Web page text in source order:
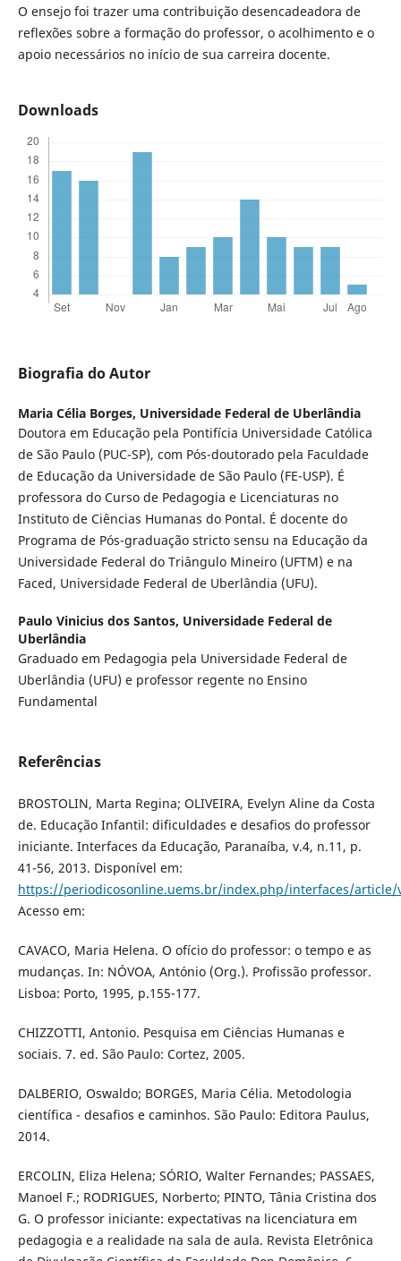
O ensejo foi trazer uma contribuição desencadeadora de
reflexões sobre a formação do professor, o acolhimento e o
apoio necessários no início de sua carreira docente.
Downloads
Biografia do Autor
Maria Célia Borges, Universidade Federal de Uberlândia
Doutora em Educação pela Pontifícia Universidade Católica
de São Paulo (PUC-SP), com Pós-doutorado pela Faculdade
de Educação da Universidade de São Paulo (FE-USP). É
professora do Curso de Pedagogia e Licenciaturas no
Instituto de Ciências Humanas do Pontal. É docente do
Programa de Pós-graduação stricto sensu na Educação da
Universidade Federal do Triângulo Mineiro (UFTM) e na
Faced, Universidade Federal de Uberlândia (UFU).
Paulo Vinicius dos Santos, Universidade Federal de
Uberlândia
Graduado em Pedagogia pela Universidade Federal de
Uberlândia (UFU) e professor regente no Ensino
Fundamental
Referências
BROSTOLIN, Marta Regina; OLIVEIRA, Evelyn Aline da Costa
de. Educação Infantil: dificuldades e desafios do professor
iniciante. Interfaces da Educação, Paranaíba, v.4, n.11, p.
41-56, 2013. Disponível em:
https://periodicosonline.uems.br/index.php/interfaces/article/
Acesso em:
CAVACO, Maria Helena. O ofício do professor: o tempo e as
mudanças. In: NÓVOA, António (Org.). Profissão professor.
Lisboa: Porto, 1995, p.155-177.
CHIZZOTTI, Antonio. Pesquisa em Ciências Humanas e
sociais. 7. ed. São Paulo: Cortez, 2005.
DALBERIO, Oswaldo; BORGES, Maria Célia. Metodologia
científica - desafios e caminhos. São Paulo: Editora Paulus,
2014.
ERCOLIN, Eliza Helena; SÓRIO, Walter Fernandes; PASSAES,
Manoel F.; RODRIGUES, Norberto; PINTO, Tânia Cristina dos
G. O professor iniciante: expectativas na licenciatura em
pedagogia e a realidade na sala de aula. Revista Eletrônica